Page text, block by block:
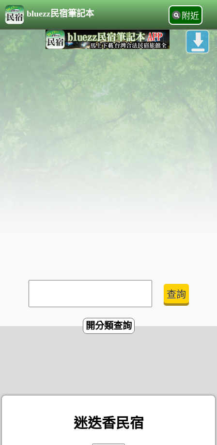
bluezz民宿筆記本 附近
開分類查詢
迷迭香民宿